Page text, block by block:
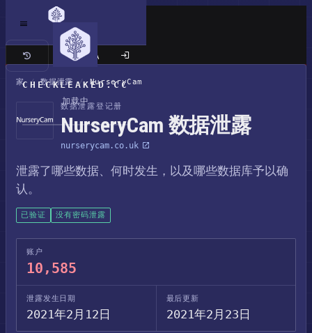
CHECKLEAKED.CC
加载中
经典站点
家 / 数据泄露 / NurseryCam
数据泄露登记册
NurseryCam 数据泄露
nurserycam.co.uk
泄露了哪些数据、何时发生，以及哪些数据库予以确
认。
已验证 没有密码泄露
账户
10,585
泄露发生日期
2021年2月12日
最后更新
2021年2月23日